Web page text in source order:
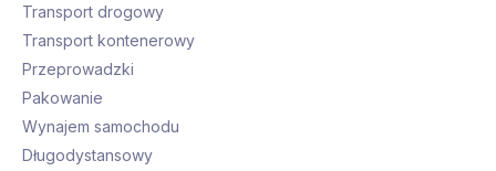
Transport drogowy
Transport kontenerowy
Przeprowadzki
Pakowanie
Wynajem samochodu
Długodystansowy